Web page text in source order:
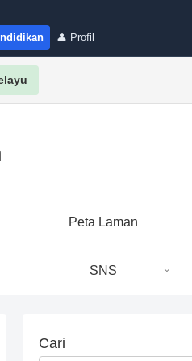
👤 Profil
Peta Laman
SNS
Cari